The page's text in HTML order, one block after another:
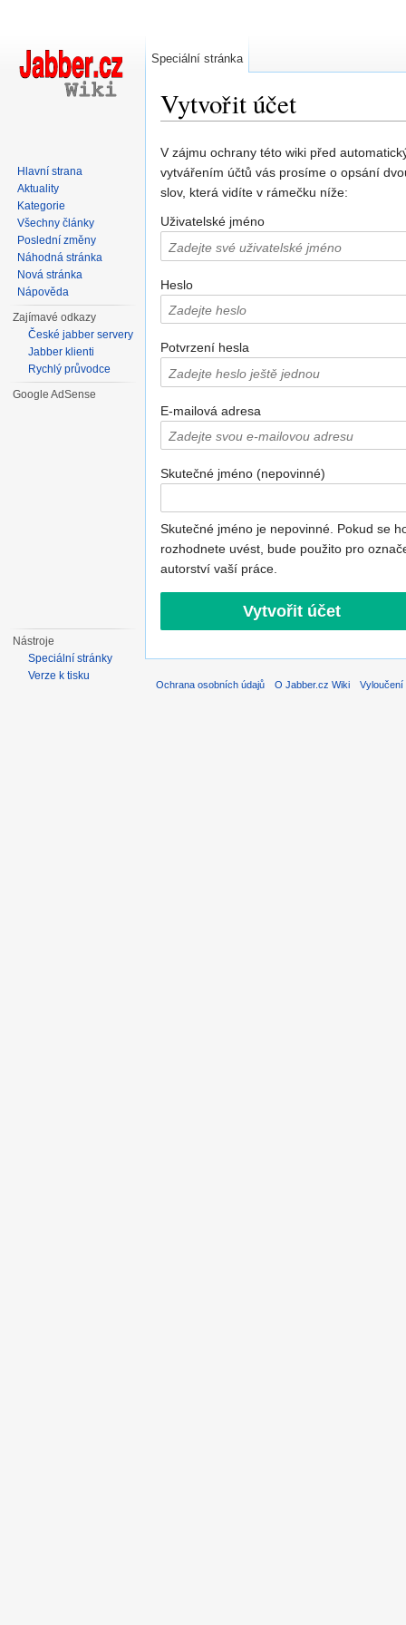
Vytvořit účet
V zájmu ochrany této wiki před
vytvářením účtů vás prosíme o opsání
slov, která vidíte v rámečku níže:
Uživatelské jméno
Heslo
Potvrzení hesla
E-mailová adresa
Skutečné jméno (nepovinné)
Skutečné jméno je nepovinné. Pokud se
rozhodnete uvést, bude použito pro
autorství vaší práce.
Speciální stránka
Hlavní strana
Aktuality
Kategorie
Všechny články
Poslední změny
Náhodná stránka
Nová stránka
Nápověda
Zajímavé odkazy
České jabber servery
Jabber klienti
Rychlý průvodce
Google AdSense
Nástroje
Speciální stránky
Verze k tisku
Ochrana osobních údajů O Jabber.cz Wiki Vyloučení